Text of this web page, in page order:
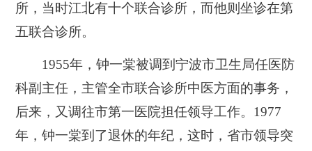
所，当时江北有十个联合诊所，而他则坐诊在第
五联合诊所。
1955年，钟一棠被调到宁波市卫生局任医防
科副主任，主管全市联合诊所中医方面的事务，
后来，又调往市第一医院担任领导工作。1977
年，钟一棠到了退休的年纪，这时，省市领导突